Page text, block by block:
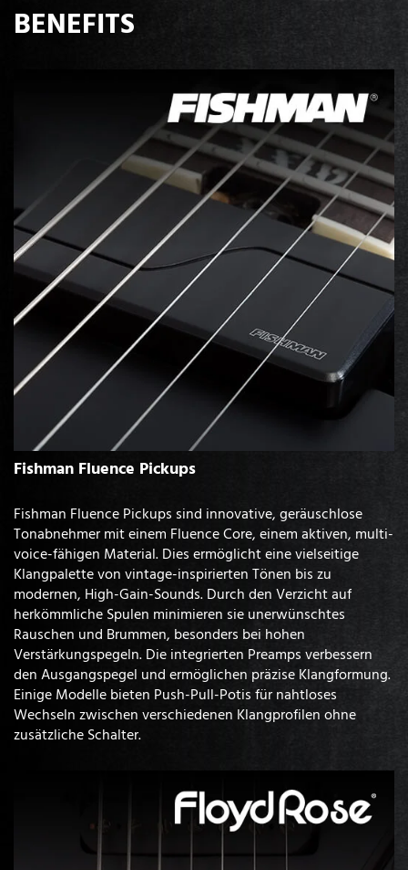
BENEFITS
Fishman Fluence Pickups
Fishman Fluence Pickups sind innovative, geräuschlose
Tonabnehmer mit einem Fluence Core, einem aktiven, multi-
voice-fähigen Material. Dies ermöglicht eine vielseitige
Klangpalette von vintage-inspirierten Tönen bis zu
modernen, High-Gain-Sounds. Durch den Verzicht auf
herkömmliche Spulen minimieren sie unerwünschtes
Rauschen und Brummen, besonders bei hohen
Verstärkungspegeln. Die integrierten Preamps verbessern
den Ausgangspegel und ermöglichen präzise Klangformung.
Einige Modelle bieten Push-Pull-Potis für nahtloses
Wechseln zwischen verschiedenen Klangprofilen ohne
zusätzliche Schalter.